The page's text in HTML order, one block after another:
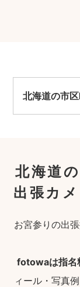
北海道の市
北海道
出張カ
お宮参りの出
fotowaは指名
ィール・写真